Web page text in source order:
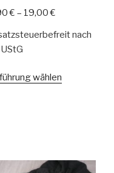
€ – 19,00€
nach
wählenDieses